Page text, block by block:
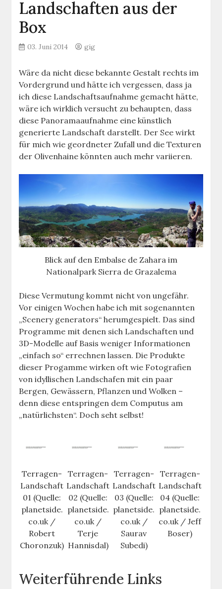
Landschaften aus der
Box
03. Juni 2014 gig
Wäre da nicht diese bekannte Gestalt rechts im
Vordergrund und hätte ich vergessen, dass ja
ich diese Landschaftsaufnahme gemacht hätte,
wäre ich wirklich versucht zu behaupten, dass
diese Panoramaaufnahme eine künstlich
generierte Landschaft darstellt. Der See wirkt
für mich wie geordneter Zufall und die Texturen
der Olivenhaine könnten auch mehr variieren.
Blick auf den Embalse de Zahara im
Nationalpark Sierra de Grazalema
Diese Vermutung kommt nicht von ungefähr.
Vor einigen Wochen habe ich mit sogenannten
„Scenery generators“ herumgespielt. Das sind
Programme mit denen sich Landschaften und
3D-Modelle auf Basis weniger Informationen
„einfach so“ errechnen lassen. Die Produkte
dieser Progamme wirken oft wie Fotografien
von idyllischen Landschafen mit ein paar
Bergen, Gewässern, Pflanzen und Wolken –
denn diese entspringen dem Computus am
„natürlichsten“. Doch seht selbst!
Terragen-
Landschaft
01 (Quelle:
planetside.
co.uk /
Robert
Choronzuk)
Terragen-
Landschaft
02 (Quelle:
planetside.
co.uk /
Terje
Hannisdal)
Terragen-
Landschaft
03 (Quelle:
planetside.
co.uk /
Saurav
Subedi)
Terragen-
Landschaft
04 (Quelle:
planetside.
co.uk / Jeff
Boser)
Weiterführende Links